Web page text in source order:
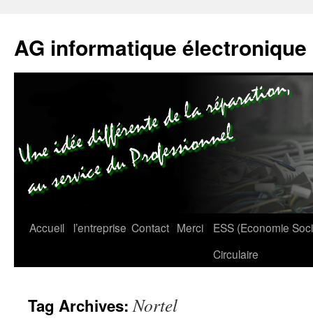
AG informatique électronique
Accueil l’entreprise Contact Merci
ESS (Economie
Circulaire
Tag Archives:Nortel